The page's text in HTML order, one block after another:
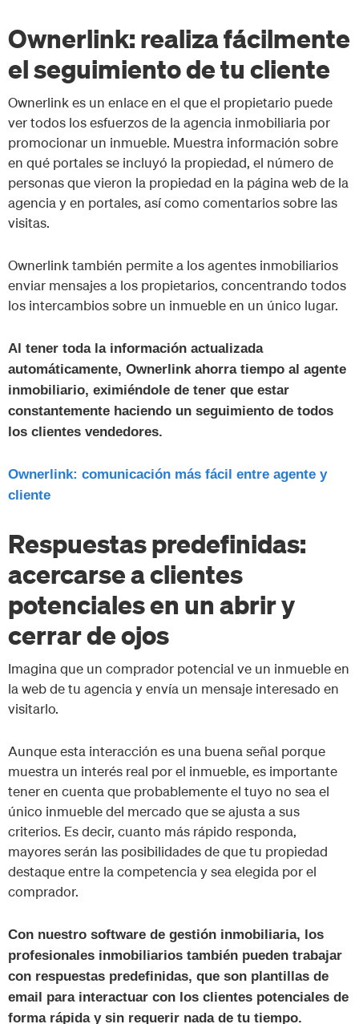
Ownerlink: realiza fácilmente
el seguimiento de tu cliente
Ownerlink es un enlace en el que el propietario puede
ver todos los esfuerzos de la agencia inmobiliaria por
promocionar un inmueble. Muestra información sobre
en qué portales se incluyó la propiedad, el número de
personas que vieron la propiedad en la página web de la
agencia y en portales, así como comentarios sobre las
visitas.
Ownerlink también permite a los agentes inmobiliarios
enviar mensajes a los propietarios, concentrando todos
los intercambios sobre un inmueble en un único lugar.
Al tener toda la información actualizada
automáticamente, Ownerlink ahorra tiempo al agente
inmobiliario, eximiéndole de tener que estar
constantemente haciendo un seguimiento de todos
los clientes vendedores.
Ownerlink: comunicación más fácil entre agente y
cliente
Respuestas predefinidas:
acercarse a clientes
potenciales en un abrir y
cerrar de ojos
Imagina que un comprador potencial ve un inmueble en
la web de tu agencia y envía un mensaje interesado en
visitarlo.
Aunque esta interacción es una buena señal porque
muestra un interés real por el inmueble, es importante
tener en cuenta que probablemente el tuyo no sea el
único inmueble del mercado que se ajusta a sus
criterios. Es decir, cuanto más rápido responda,
mayores serán las posibilidades de que tu propiedad
destaque entre la competencia y sea elegida por el
comprador.
Con nuestro software de gestión inmobiliaria, los
profesionales inmobiliarios también pueden trabajar
con respuestas predefinidas, que son plantillas de
email para interactuar con los clientes potenciales de
forma rápida y sin requerir nada de tu tiempo.